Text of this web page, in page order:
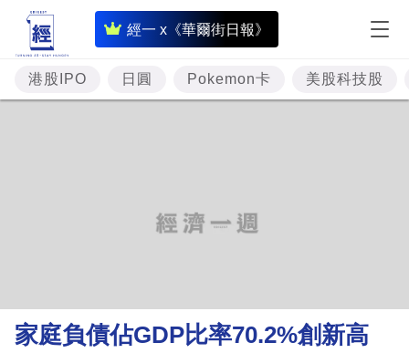
經一 x《華爾街日報》
即
時
財
經
理
財
港股IPO 日圓 Pokemon卡 美股科技股
家庭負債佔GDP比率70.2%創新高